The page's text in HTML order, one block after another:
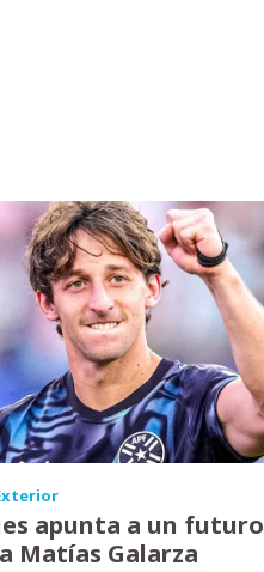
apunta a un futuro
Matías Galarza